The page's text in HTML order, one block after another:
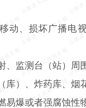
移动、损坏广播电
、监测台（站）周
库）、炸药库、烟
易爆或者强腐蚀性